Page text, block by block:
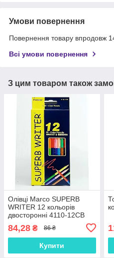
Умови повернення
Повернення товару впродовж
Всі умови повернення
З цим товаром також
Олівці Marco SUPERB
WRITER 12 кольорів
двосторонні 4110-12CB
84,28 ₴ 86 ₴
Купити